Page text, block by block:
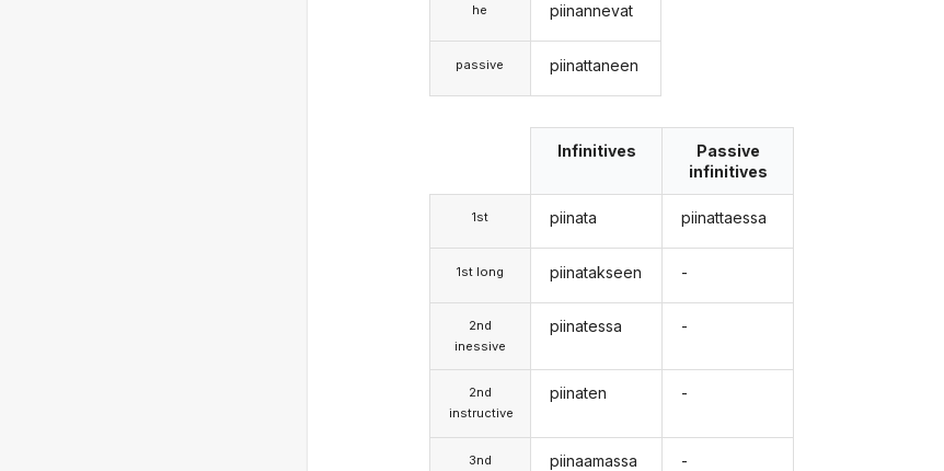
he
passive
piinannevat
piinattaneen
1st
1st long
2nd
inessive
2nd
instructive
3nd
Infinitives
piinata
piinatakseen
piinatessa
piinaten
piinaamassa
Passive
infinitives
piinattaessa
-
-
-
-